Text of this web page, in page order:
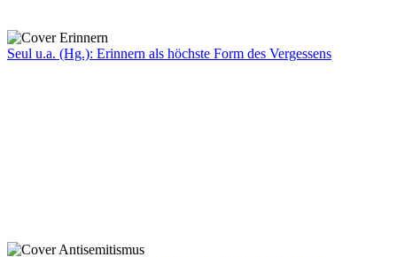
Seul u.a. (Hg.): Erinnern als höchste Form des Vergessens